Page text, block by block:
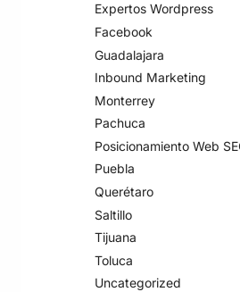
Expertos Wordpress
Facebook
Guadalajara
Inbound Marketing​
Monterrey
Pachuca
Posicionamiento Web
Puebla
Querétaro
Saltillo
Tijuana
Toluca
Uncategorized